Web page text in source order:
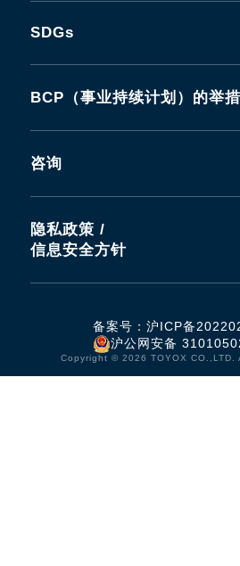
SDGs
BCP（事业持续计划）的举措
咨询
隐私政策 /
信息安全方针
备案号： 沪ICP备
沪公网安备
Copyright © 2026 TOYOX CO.,LTD.